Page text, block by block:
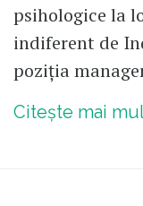
psihologice la
indiferent de
poziția
Citește mai